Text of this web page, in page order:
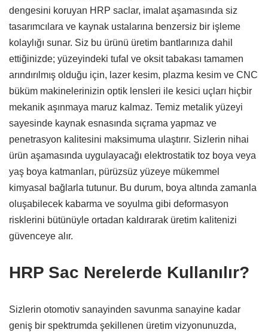
dengesini koruyan HRP saclar, imalat aşamasında siz
tasarımcılara ve kaynak ustalarına benzersiz bir işleme
kolaylığı sunar. Siz bu ürünü üretim bantlarınıza dahil
ettiğinizde; yüzeyindeki tufal ve oksit tabakası tamamen
arındırılmış olduğu için, lazer kesim, plazma kesim ve CNC
büküm makinelerinizin optik lensleri ile kesici uçları hiçbir
mekanik aşınmaya maruz kalmaz. Temiz metalik yüzeyi
sayesinde kaynak esnasında sıçrama yapmaz ve
penetrasyon kalitesini maksimuma ulaştırır. Sizlerin nihai
ürün aşamasında uygulayacağı elektrostatik toz boya veya
yaş boya katmanları, pürüzsüz yüzeye mükemmel
kimyasal bağlarla tutunur. Bu durum, boya altında zamanla
oluşabilecek kabarma ve soyulma gibi deformasyon
risklerini bütünüyle ortadan kaldırarak üretim kalitenizi
güvenceye alır.
HRP Sac Nerelerde Kullanılır?
Sizlerin otomotiv sanayinden savunma sanayine kadar
geniş bir spektrumda şekillenen üretim vizyonunuzda,